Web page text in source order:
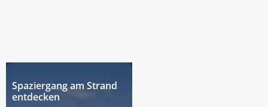
Spaziergang am Strand
entdecken